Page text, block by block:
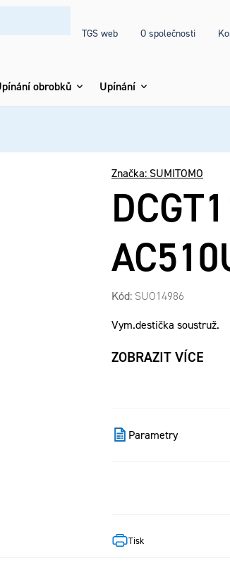
TGS web O společnosti
obrobků Upínání
Značka: SUMITOMO
Kód: SUO14986
Vym.destička soustruž.
ZOBRAZIT VÍCE
Tisk
Parametry